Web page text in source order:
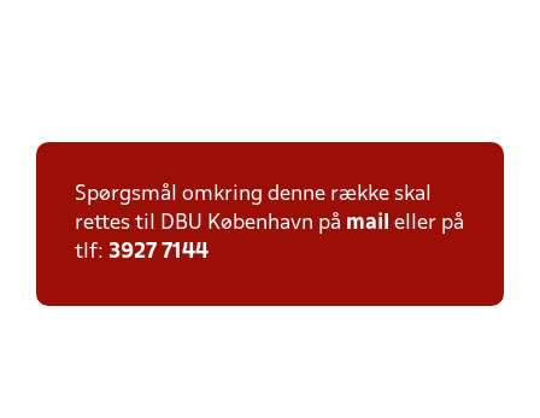
Spørgsmål omkring denne række skal
rettes til DBU København på mail eller på
tlf: 3927 7144